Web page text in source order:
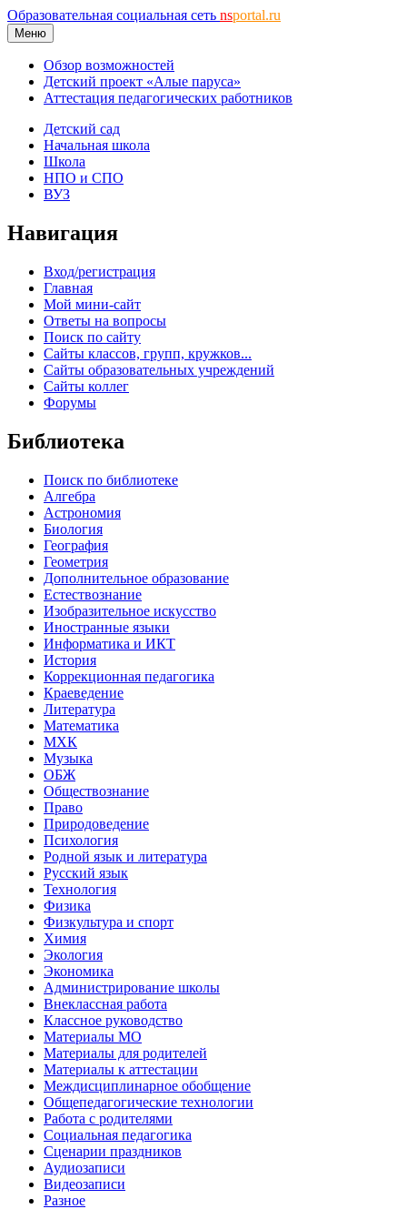
Образовательная социальная сеть nsportal.ru
Меню
Обзор возможностей
Детский проект «Алые паруса»
Аттестация педагогических работников
Детский сад
Начальная школа
Школа
НПО и СПО
ВУЗ
Навигация
Вход/регистрация
Главная
Мой мини-сайт
Ответы на вопросы
Поиск по сайту
Сайты классов, групп, кружков...
Сайты образовательных учреждений
Сайты коллег
Форумы
Библиотека
Поиск по библиотеке
Алгебра
Астрономия
Биология
География
Геометрия
Дополнительное образование
Естествознание
Изобразительное искусство
Иностранные языки
Информатика и ИКТ
История
Коррекционная педагогика
Краеведение
Литература
Математика
МХК
Музыка
ОБЖ
Обществознание
Право
Природоведение
Психология
Родной язык и литература
Русский язык
Технология
Физика
Физкультура и спорт
Химия
Экология
Экономика
Администрирование школы
Внеклассная работа
Классное руководство
Материалы МО
Материалы для родителей
Материалы к аттестации
Междисциплинарное обобщение
Общепедагогические технологии
Работа с родителями
Социальная педагогика
Сценарии праздников
Аудиозаписи
Видеозаписи
Разное